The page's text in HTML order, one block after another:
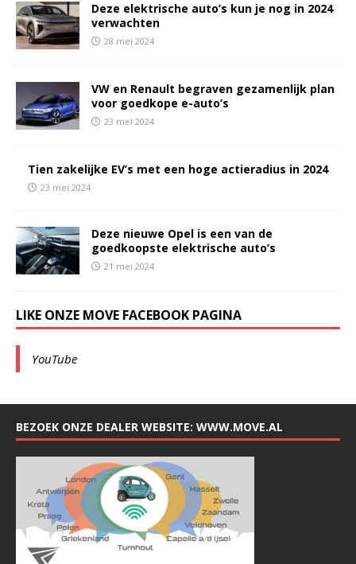
Deze elektrische auto’s kun je nog in 2024
verwachten
28 mei 2024
VW en Renault begraven gezamenlijk plan
voor goedkope e-auto’s
23 mei 2024
Tien zakelijke EV’s met een hoge actieradius in 2024
23 mei 2024
Deze nieuwe Opel is een van de
goedkoopste elektrische auto’s
21 mei 2024
LIKE ONZE MOVE FACEBOOK PAGINA
YouTube
BEZOEK ONZE DEALER WEBSITE: WWW.MOVE.AL